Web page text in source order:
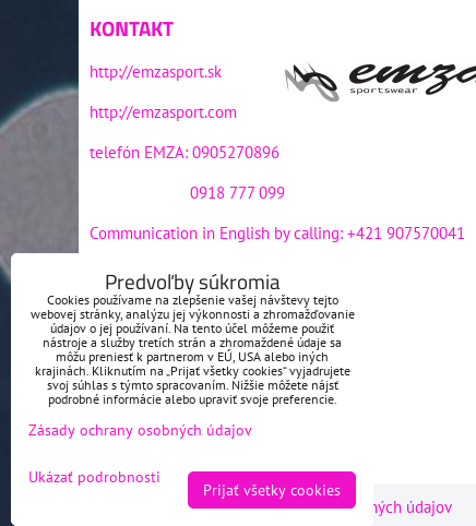
KONTAKT
http://emzasport.sk
http://emzasport.com
telefón EMZA: 0905270896
0918 777 099
Communication in English by calling: +421 907570041
e-mail EMZA:emzasport@gmail.com
e-mail EMZA:emza@emzasport.sk
Predvoľby súkromia Zásady ochrany osobných údajov
Predvoľby súkromia
Cookies používame na zlepšenie vašej návštevy tejto
webovej stránky, analýzu jej výkonnosti a zhromažďovanie
údajov o jej používaní. Na tento účel môžeme použiť
nástroje a služby tretích strán a zhromaždené údaje sa
môžu preniesť k partnerom v EÚ, USA alebo iných
krajinách. Kliknutím na „Prijať všetky cookies“ vyjadrujete
svoj súhlas s týmto spracovaním. Nižšie môžete nájsť
podrobné informácie alebo upraviť svoje preferencie.
Zásady ochrany osobných údajov
Ukázať podrobnosti
Prijať všetky cookies